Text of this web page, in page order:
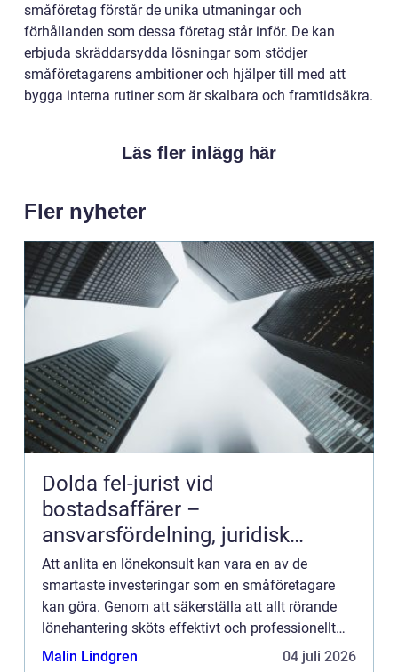
småföretag förstår de unika utmaningar och
förhållanden som dessa företag står inför. De kan
erbjuda skräddarsydda lösningar som stödjer
småföretagarens ambitioner och hjälper till med att
bygga interna rutiner som är skalbara och framtidsäkra.
Läs fler inlägg här
Fler nyheter
Dolda fel-jurist vid
bostadsaffärer –
ansvarsfördelning, juridisk
prövning och hantering av
fastighetstvister
Att anlita en lönekonsult kan vara en av de
smartaste investeringar som en småföretagare
kan göra. Genom att säkerställa att allt rörande
lönehantering sköts effektivt och professionellt
hjälper en l...
Malin Lindgren 04 juli 2026